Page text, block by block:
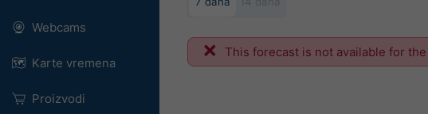
Webcams
Karte vremena
Proizvodi
This forecast is not available for